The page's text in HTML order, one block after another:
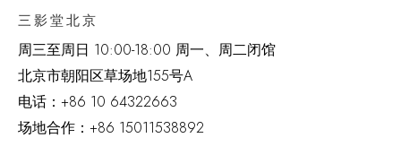
三影堂北京
周三至周日 10:00-18:00 周一、周二闭馆
北京市朝阳区草场地155号A
电话： +86 10 64322663
场地合作：+86 15011538892